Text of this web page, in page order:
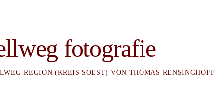
fotografie
REGION (KREIS SOEST) VON THOMAS RENSINGHOFF